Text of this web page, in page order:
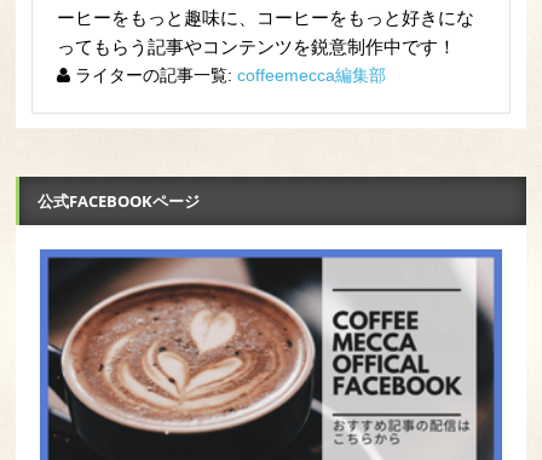
ーヒーをもっと趣味に、コーヒーをもっと好きにな
ってもらう記事やコンテンツを鋭意制作中です！
ライターの記事一覧: coffeemecca編集部
公式FACEBOOKページ